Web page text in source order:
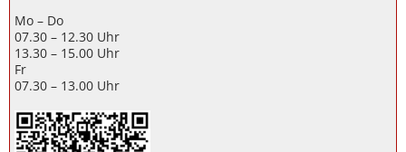
Mo – Do
07.30 – 12.30 Uhr
13.30 – 15.00 Uhr
Fr
07.30 – 13.00 Uhr